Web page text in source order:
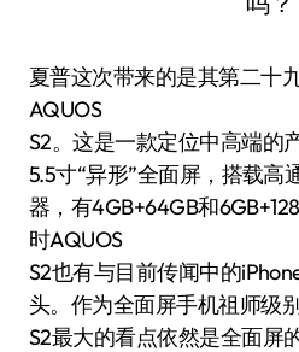
夏普这次带来的是其第二十
AQUOS
S2。这是一款定位中高端的
5.5寸“异形”全面屏，搭载
器，有4GB+64GB和
时AQUOS
S2也有与目前传闻中的
头。作为全面屏手机祖师级
S2最大的看点依然是全面屏